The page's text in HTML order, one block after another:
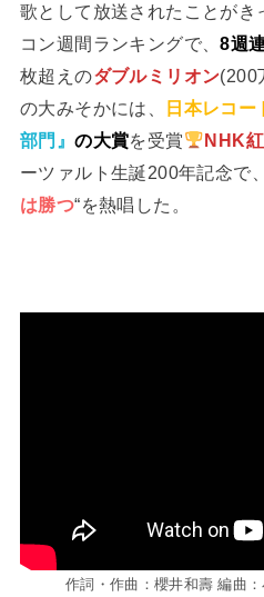
歌として放送されたことがき
コン週間ランキングで、8週
枚超えのダブルミリオン(200
の大みそかには、
日本レコー
部門』の大賞を受賞 NHK
ーツァルト生誕200年記念で
は勝つ“を熱唱した。
作詞・作曲：櫻井和壽 編曲